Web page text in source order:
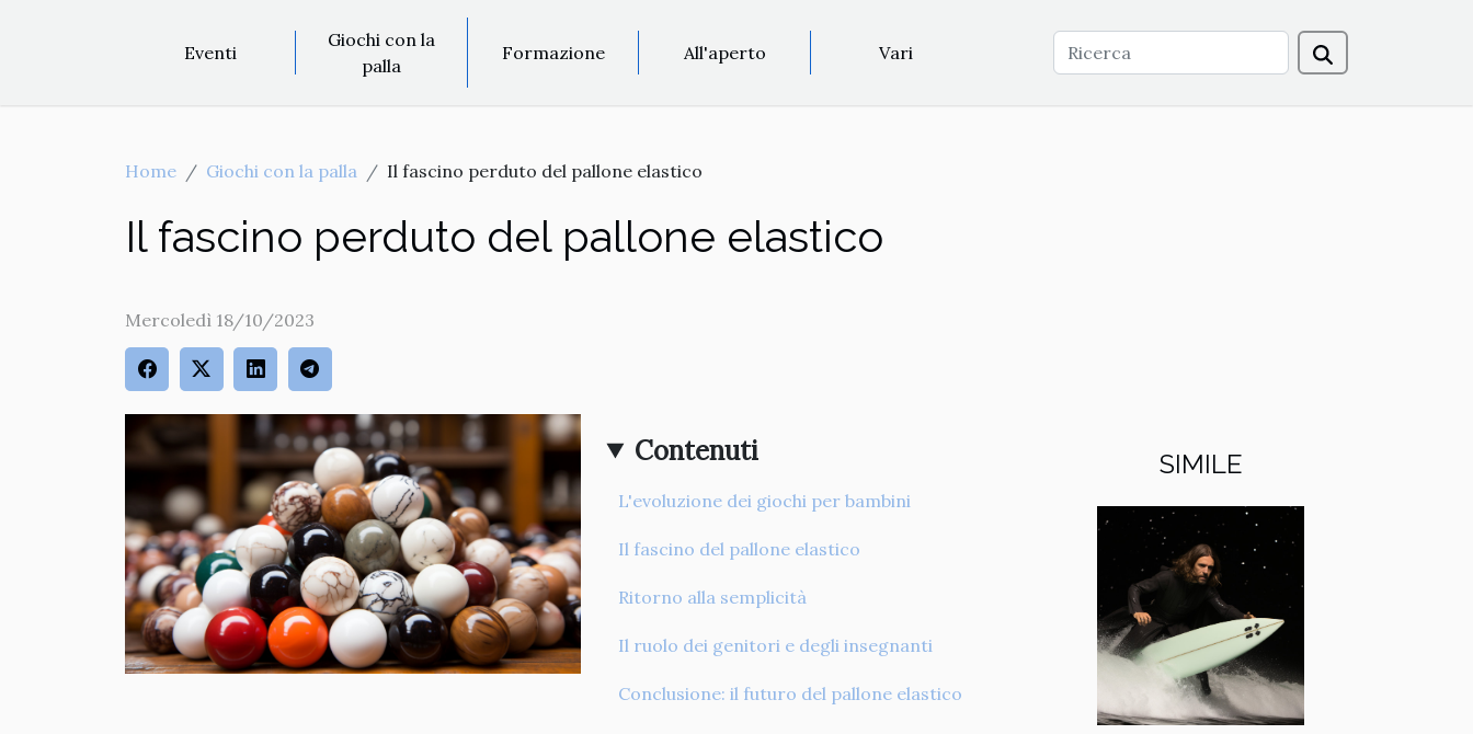
Eventi
Giochi con la
palla
Formazione All'aperto Vari
Home Giochi con la palla Il fascino perduto del pallone elastico
Il fascino perduto del pallone elastico
Mercoledì 18/10/2023
Contenuti
L'evoluzione dei giochi per bambini
Il fascino del pallone elastico
Ritorno alla semplicità
Il ruolo dei genitori e degli insegnanti
Conclusione: il futuro del pallone elastico
SIMILE